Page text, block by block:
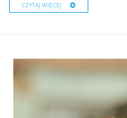
CZYTAJ WIĘCEJ